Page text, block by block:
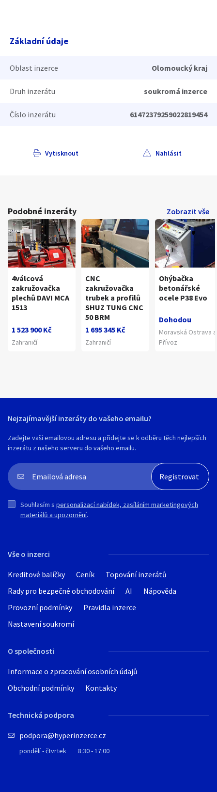
Základní údaje
Oblast inzerce Olomoucký kraj
Druh inzerátu soukromá inzerce
Číslo inzerátu 61472379259022819454
Vytisknout Nahlásit
Podobné inzeráty Zobrazit vše
4válcová
zakružovačka
plechů DAVI MCA
1513
1 523 900 Kč
Zahraničí
CNC
zakružovačka
trubek a profilů
SHUZ TUNG CNC
50 BRM
1 695 345 Kč
Zahraničí
Ohýbačka
betonářské
ocele P38 Evo
Dohodou
Moravská Ostrava a
Přívoz
Vše o inzerci
Kreditové balíčky Ceník
Topování inzerátů
Rady pro bezpečné obchodování
AI
Nápověda
Provozní podmínky
Pravidla inzerce
Nastavení soukromí
O společnosti
Informace o zpracování osobních údajů
Obchodní podmínky
Kontakty
Technická podpora
podpora@hyperinzerce.cz
pondělí - čtvrtek 8:30 - 17:00
Nejzajímavější inzeráty do vašeho emailu?
Zadejte vaši emailovou adresu a přidejte se k odběru těch nejlepších
inzerátu z našeho serveru do vašeho emailu.
Souhlasím s personalizací nabídek, zasíláním marketingových
materiálů a upozornění.